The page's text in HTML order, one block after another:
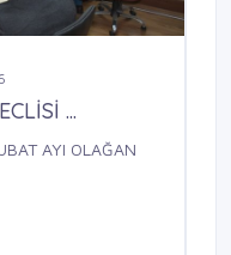
...
AYI OLAĞAN